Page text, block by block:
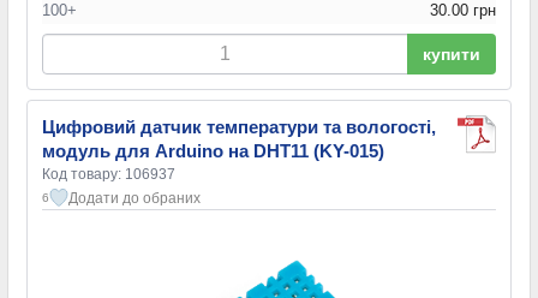
100+
30.00 грн
купити
Цифровий датчик температури та вологості,
модуль для Arduino на DHT11 (KY-015)
Код товару: 106937
6 Додати до обраних